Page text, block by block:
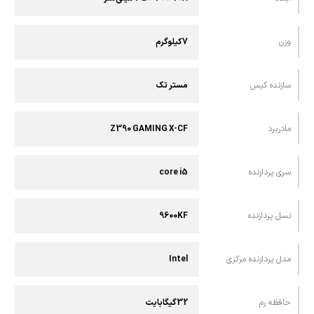
وزن 7کیلوگرم
سازنده کیس مستر تک
مادربرد Z390 GAMING X-CF
سری پردازنده core i5
نسل پردازنده 9600KF
مدل پردازنده مرکزی Intel
حافظه رم 32گیگابایت